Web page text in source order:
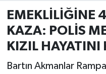
EMEKLİLİĞİNE
KAZA: POLİS
KIZIL HAYATINI
Bartın Akmanlar